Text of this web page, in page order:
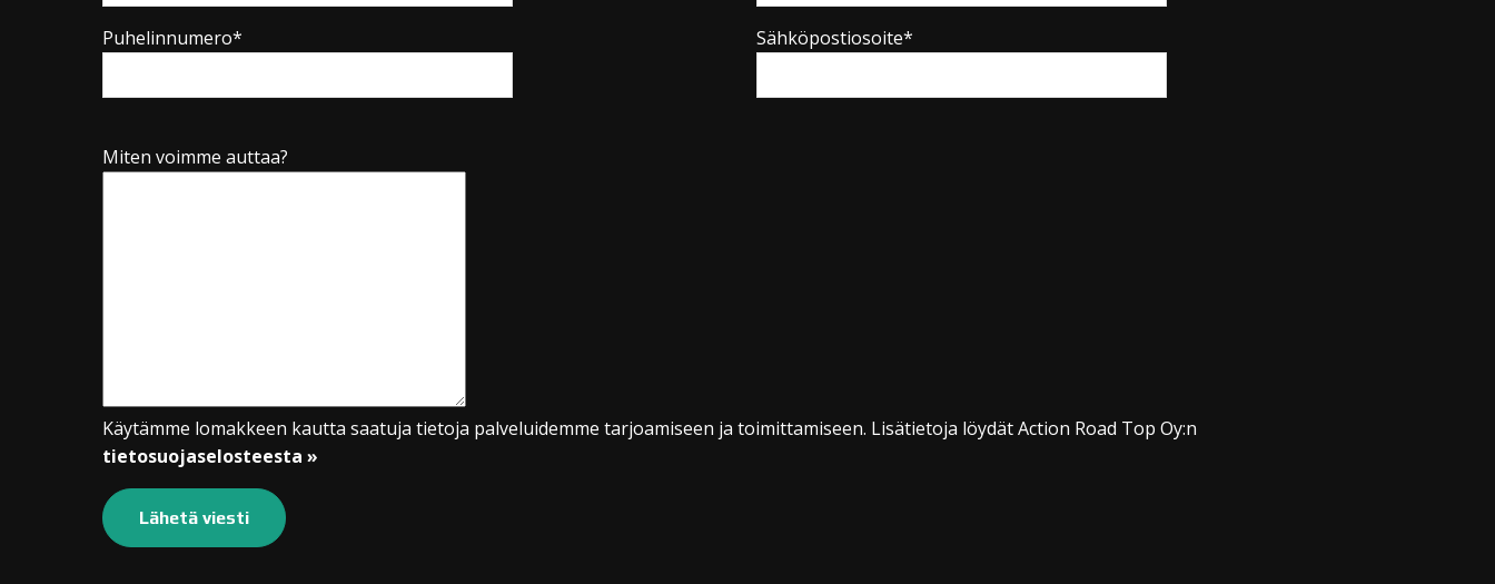
Puhelinnumero* Sähköpostiosoite*
Miten voimme auttaa?
Käytämme lomakkeen kautta saatuja tietoja palveluidemme tarjoamiseen ja toimittamiseen. Lisätietoja löydät Action Road Top Oy:n
tietosuojaselosteesta »